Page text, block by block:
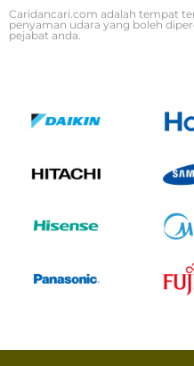
Caridancari.com adalah tempat
penyaman udara yang boleh
pejabat anda.